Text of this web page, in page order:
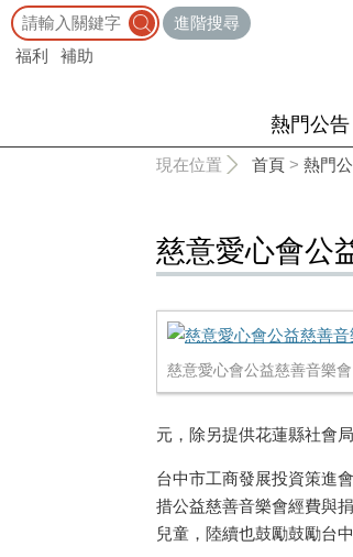
進階搜尋
福利
補助
熱門公告
現在位置 首頁 > 熱門
慈意愛心會公
慈意愛心會公益慈善音樂
元，除另提供花蓮縣社會
台中市工商發展投資策進
措公益慈善音樂會經費與
兒童，陸續也鼓勵鼓勵台